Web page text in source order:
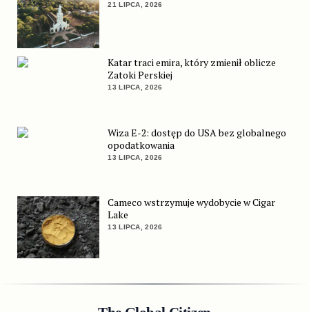
21 LIPCA, 2026
Katar traci emira, który zmienił oblicze
Zatoki Perskiej
13 LIPCA, 2026
Wiza E-2: dostęp do USA bez globalnego
opodatkowania
13 LIPCA, 2026
Cameco wstrzymuje wydobycie w Cigar
Lake
13 LIPCA, 2026